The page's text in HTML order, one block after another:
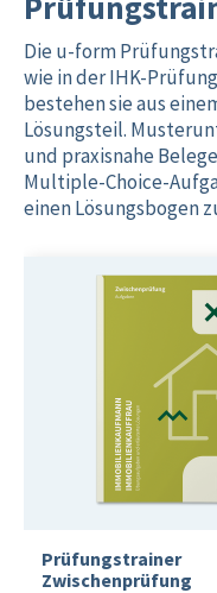
Die u-form
wie in der IHK-
bestehen sie aus
Lösungsteil.
und praxisnahe
Multiple-Choice-
einen Lösungsbogen
Prüfungstrainer
Zwischenprüfung